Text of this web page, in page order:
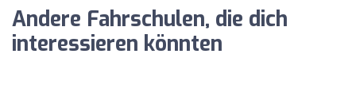
Andere Fahrschulen, die dich
interessieren könnten